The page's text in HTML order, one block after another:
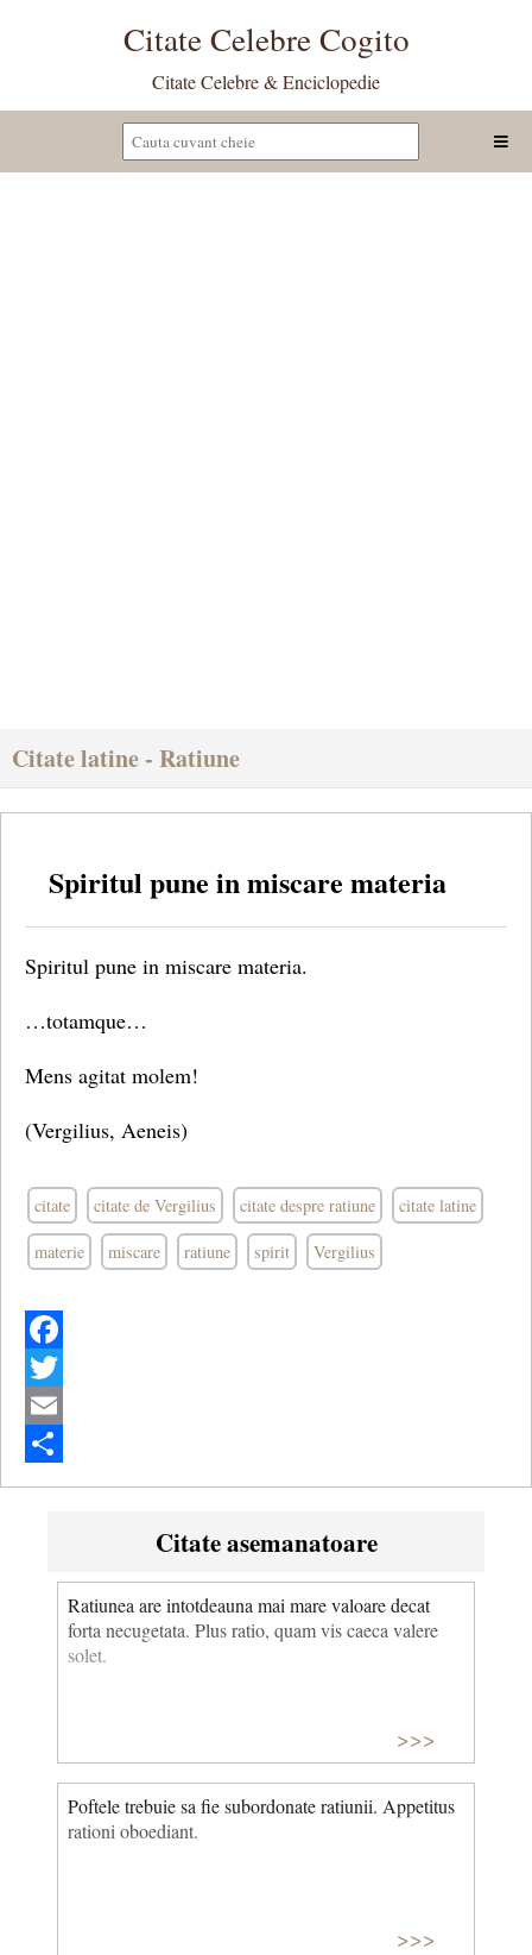
Citate Celebre Cogito
Citate Celebre & Enciclopedie
Citate latine - Ratiune
Spiritul pune in miscare materia
Spiritul pune in miscare materia.
…totamque…
Mens agitat molem!
(Vergilius, Aeneis)
citate citate de Vergilius citate despre ratiune citate latine
materie miscare ratiune spirit Vergilius
Facebook
Twitter
Email
Share
Citate asemanatoare
Ratiunea are intotdeauna mai mare valoare decat
forta necugetata. Plus ratio, quam vis caeca valere
solet.
>>>
Poftele trebuie sa fie subordonate ratiunii. Appetitus
rationi oboediant.
>>>